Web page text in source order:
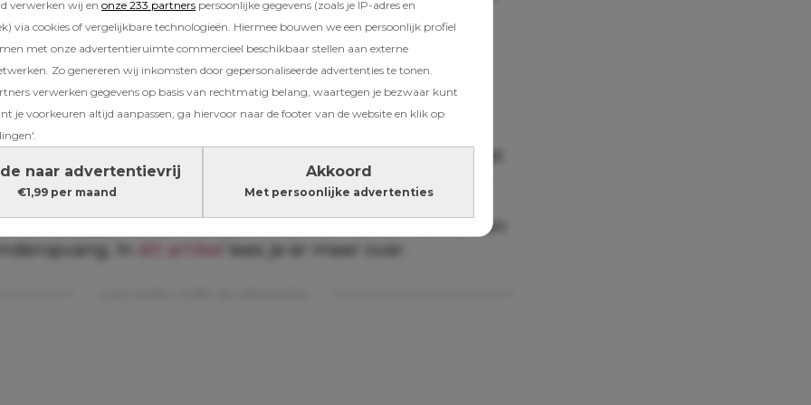
verwerken wij en onze 233 partners persoonlijke gegevens (zoals je IP-adres en
via cookies of vergelijkbare technologieën. Hiermee bouwen we een persoonlijk profiel
met onze advertentieruimte commercieel beschikbaar stellen aan externe
Zo genereren wij inkomsten door gepersonaliseerde advertenties te tonen.
verwerken gegevens op basis van rechtmatig belang, waartegen je bezwaar kunt
je voorkeuren altijd aanpassen; ga hiervoor naar de footer van de website en klik op
naar advertentievrij
€1,99 per maand
Akkoord
Met persoonlijke advertenties
en gelukkig voelt bij jou:
een kind zich veilig voelt bij je
een meltdown
boos worden – als je kind dat bij jou doet, betekent dat
hun veilige haven. Het voelt vertrouwd genoeg om de
stromen. Niet altijd leuk voor jou, wel een
Herkenbaar? Deze meltdown komen vooral voor na een
In
dit artikel lees je er meer over.